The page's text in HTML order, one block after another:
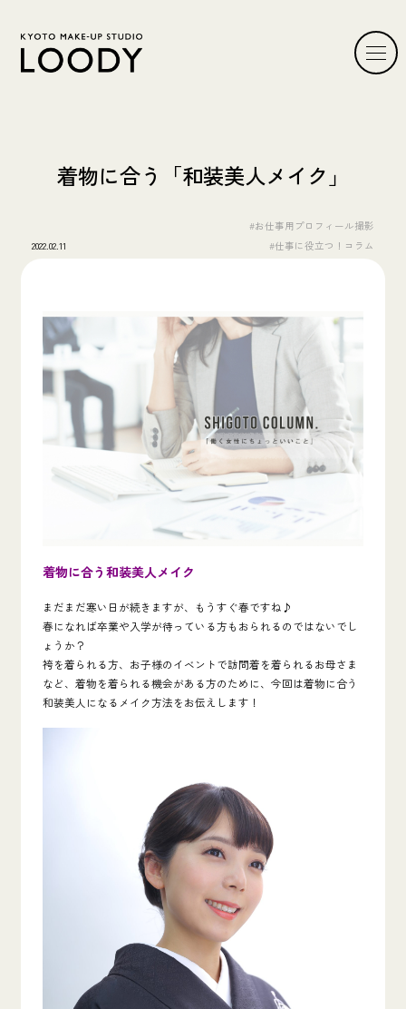
着物に合う「和装美人メイク」
2022.02.11
#お仕事用プロフィール撮影
#仕事に役立つ！コラム
着物に合う 和装美人メイク
まだまだ寒い日が続きますが、もうすぐ春ですね♪
春になれば卒業や入学が待っている方もおられるのではないでし
ょうか？
袴を着られる方、お子様のイベントで訪問着を着られるお母さま
など、着物を着られる機会がある方のために、今回は着物に合う
和装美人になるメイク方法をお伝えします！